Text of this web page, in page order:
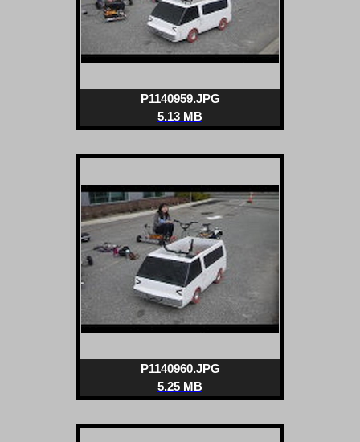
P1140959.JPG
5.13 MB
P1140960.JPG
5.25 MB